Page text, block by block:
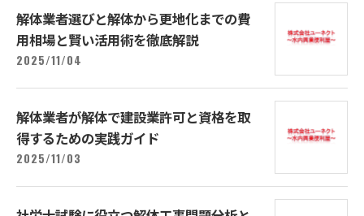
解体業者選びと解体から更地化までの費
用相場と賢い活用術を徹底解説
2025/11/04
解体業者が解体で建設業許可と資格を取
得するための実践ガイド
2025/11/03